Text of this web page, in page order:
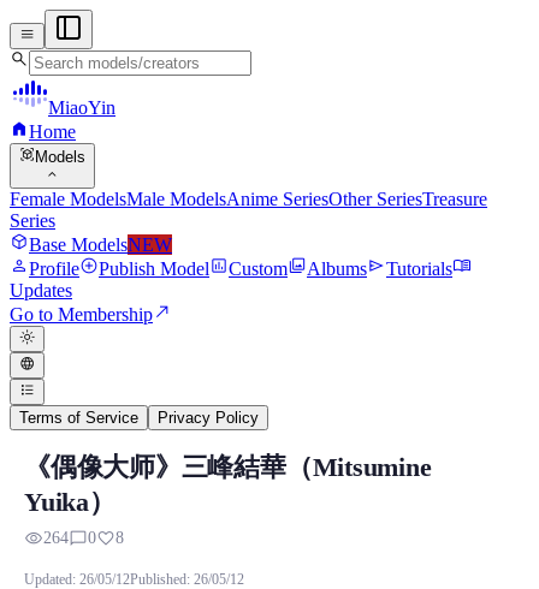
menu
search
MiaoYin
homeHome
view_in_ar Models
expand_more
Female ModelsMale ModelsAnime SeriesOther SeriesTreasure
Series
deployed_codeBase ModelsNEW
personProfileadd_circlePublish ModelassessmentCustomphoto_libraryAlbumssendTutorialsmenu_book
Updates
Go to Membershipnorth_east
light_mode
language
format_list_bulleted
Terms of Service Privacy Policy
Mitsumine Yuika RVC Voice Model
Preview, model details, and download information for Mitsumine
《偶像大师》三峰結華（Mitsumine
Yuika）
visibility264chat_bubble_outline0favorite8
Updated: 26/05/12Published: 26/05/12